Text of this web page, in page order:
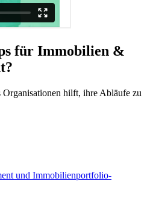
für Immobilien &
hilft, ihre Abläufe zu
und Immobilienportfolio-